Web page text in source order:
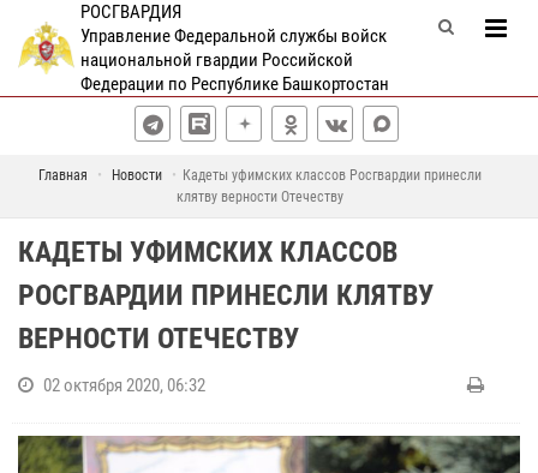
РОСГВАРДИЯ
Управление Федеральной службы войск
национальной гвардии Российской
Федерации по Республике Башкортостан
Главная Новости
Кадеты уфимских классов Росгвардии принесли
клятву верности Отечеству
КАДЕТЫ УФИМСКИХ КЛАССОВ
РОСГВАРДИИ ПРИНЕСЛИ КЛЯТВУ
ВЕРНОСТИ ОТЕЧЕСТВУ
02 октября 2020, 06:32